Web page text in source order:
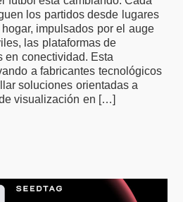
los partidos desde lugares
impulsados por el auge
las plataformas de
en conectividad. Esta
a fabricantes tecnológicos
soluciones orientadas a
visualización en […]